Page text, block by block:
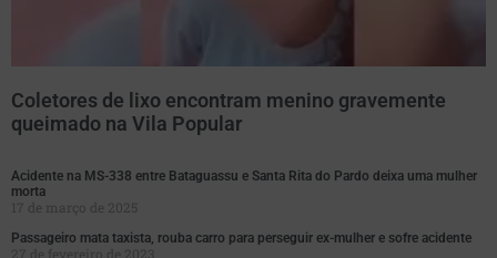
Coletores de lixo encontram menino gravemente
queimado na Vila Popular
Acidente na MS-338 entre Bataguassu e Santa Rita do Pardo deixa uma mulher
morta
17 de março de 2025
Passageiro mata taxista, rouba carro para perseguir ex-mulher e sofre acidente
27 de fevereiro de 2023